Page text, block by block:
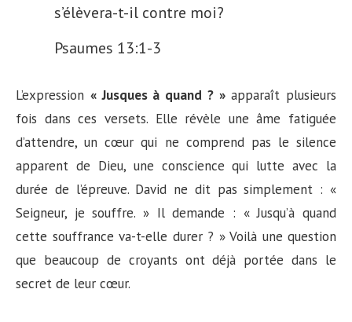
s’élèvera-t-il contre moi?
Psaumes 13:1-3
L’expression « Jusques à quand ? »apparaît plusieurs
fois dans ces versets. Elle révèle une âme fatiguée
d’attendre, un cœur qui ne comprend pas le silence
apparent de Dieu, une conscience qui lutte avec la
durée de l’épreuve. David ne dit pas simplement : «
Seigneur, je souffre. » Il demande : « Jusqu’à quand
cette souffrance va-t-elle durer ? » Voilà une question
que beaucoup de croyants ont déjà portée dans le
secret de leur cœur.